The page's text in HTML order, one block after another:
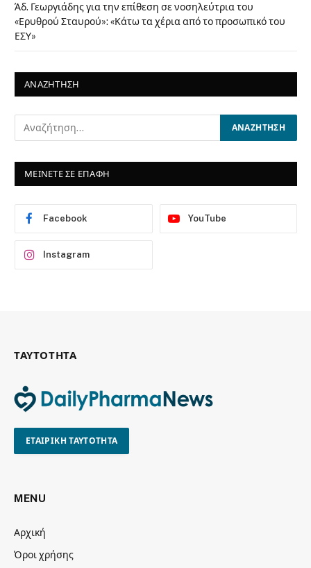
Άδ. Γεωργιάδης για την επίθεση σε νοσηλεύτρια του
«Ερυθρού Σταυρού»: «Κάτω τα χέρια από το προσωπικό του
ΕΣΥ»
ΑΝΑΖΗΤΗΣΗ
ΜΕΙΝΕΤΕ ΣΕ ΕΠΑΦΗ
Facebook YouTube
Instagram
ΤΑΥΤΟΤΗΤΑ
ΕΤΑΙΡΙΚΗ ΤΑΥΤΟΤΗΤΑ
MENU
Αρχική
Όροι χρήσης